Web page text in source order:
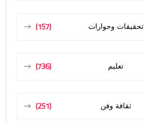
تحقيقات وحوارات (157)
تعليم (736)
ثقافة وفن (251)